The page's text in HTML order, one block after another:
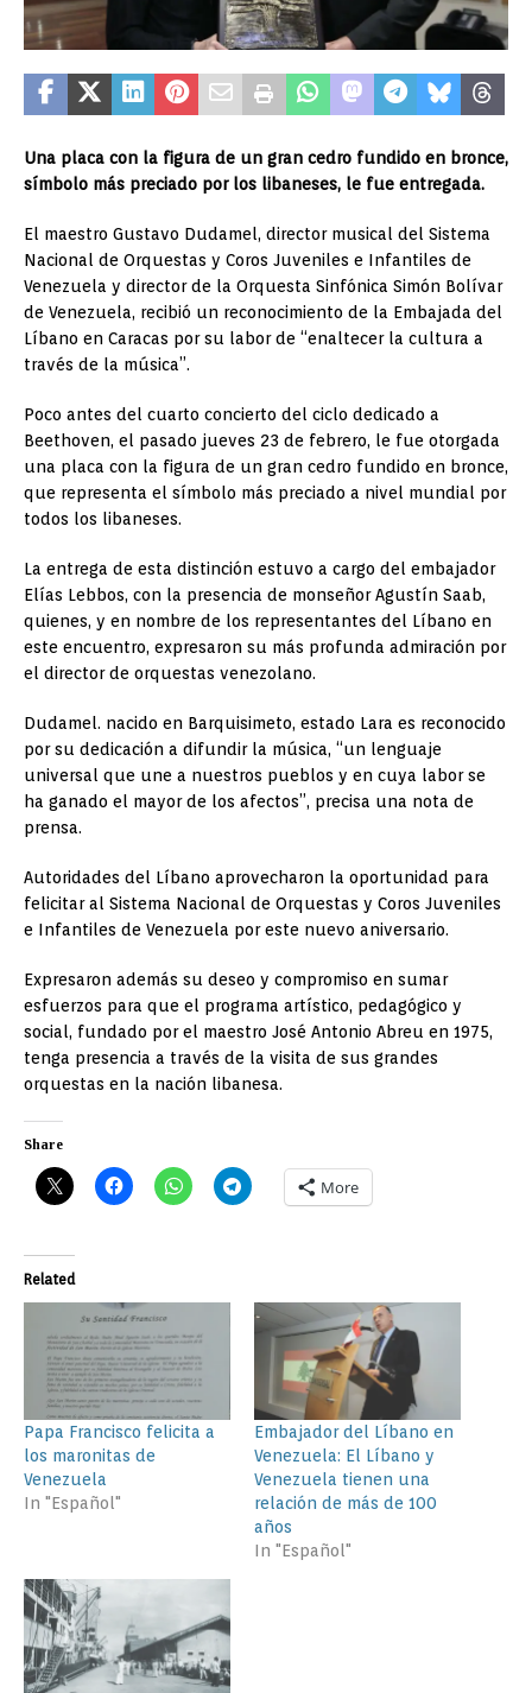
Una placa con la figura de un gran cedro fundido en bronce,
símbolo más preciado por los libaneses, le fue entregada.
El maestro Gustavo Dudamel, director musical del Sistema
Nacional de Orquestas y Coros Juveniles e Infantiles de
Venezuela y director de la Orquesta Sinfónica Simón Bolívar
de Venezuela, recibió un reconocimiento de la Embajada del
Líbano en Caracas por su labor de “enaltecer la cultura a
través de la música”.
Poco antes del cuarto concierto del ciclo dedicado a
Beethoven, el pasado jueves 23 de febrero, le fue otorgada
una placa con la figura de un gran cedro fundido en bronce,
que representa el símbolo más preciado a nivel mundial por
todos los libaneses.
La entrega de esta distinción estuvo a cargo del embajador
Elías Lebbos, con la presencia de monseñor Agustín Saab,
quienes, y en nombre de los representantes del Líbano en
este encuentro, expresaron su más profunda admiración por
el director de orquestas venezolano.
Dudamel. nacido en Barquisimeto, estado Lara es reconocido
por su dedicación a difundir la música, “un lenguaje
universal que une a nuestros pueblos y en cuya labor se
ha ganado el mayor de los afectos”, precisa una nota de
prensa.
Autoridades del Líbano aprovecharon la oportunidad para
felicitar al Sistema Nacional de Orquestas y Coros Juveniles
e Infantiles de Venezuela por este nuevo aniversario.
Expresaron además su deseo y compromiso en sumar
esfuerzos para que el programa artístico, pedagógico y
social, fundado por el maestro José Antonio Abreu en 1975,
tenga presencia a través de la visita de sus grandes
orquestas en la nación libanesa.
Share
More
Related
Papa Francisco felicita a
los maronitas de
Venezuela
In "Español"
Embajador del Líbano en
Venezuela: El Líbano y
Venezuela tienen una
relación de más de 100
años
In "Español"